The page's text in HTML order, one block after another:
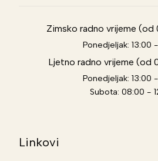
Zimsko radno vrijeme (od
Ponedjeljak: 13:00
Ljetno radno vrijeme (od
Ponedjeljak: 13:00
Subota: 08:00 -
Linkovi